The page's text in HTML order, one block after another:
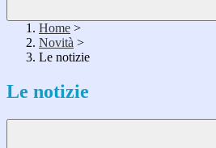
Home >
Novità >
Le notizie
Le notizie